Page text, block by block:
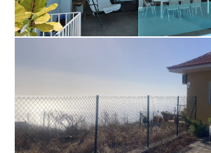
Traumhaus in Tazacorte - Apartments und